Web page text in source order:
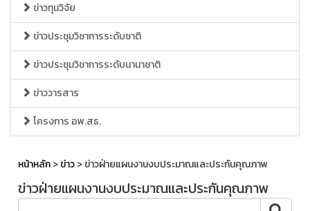
ข่าวทุนวิจัย
ข่าวประชุมวิชาการระดับชาติ
ข่าวประชุมวิชาการระดับนานาชาติ
ข่าววารสาร
โครงการ อพ.สธ.
หน้าหลัก>ข่าว> ข่าวฝ่ายแผนงานงบประมาณและประกันคุณภาพ
ข่าวฝ่ายแผนงานงบประมาณและประกันคุณภาพ